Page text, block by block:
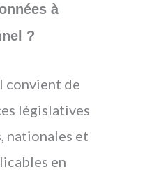
à
?
convient de
législatives
nationales et
en